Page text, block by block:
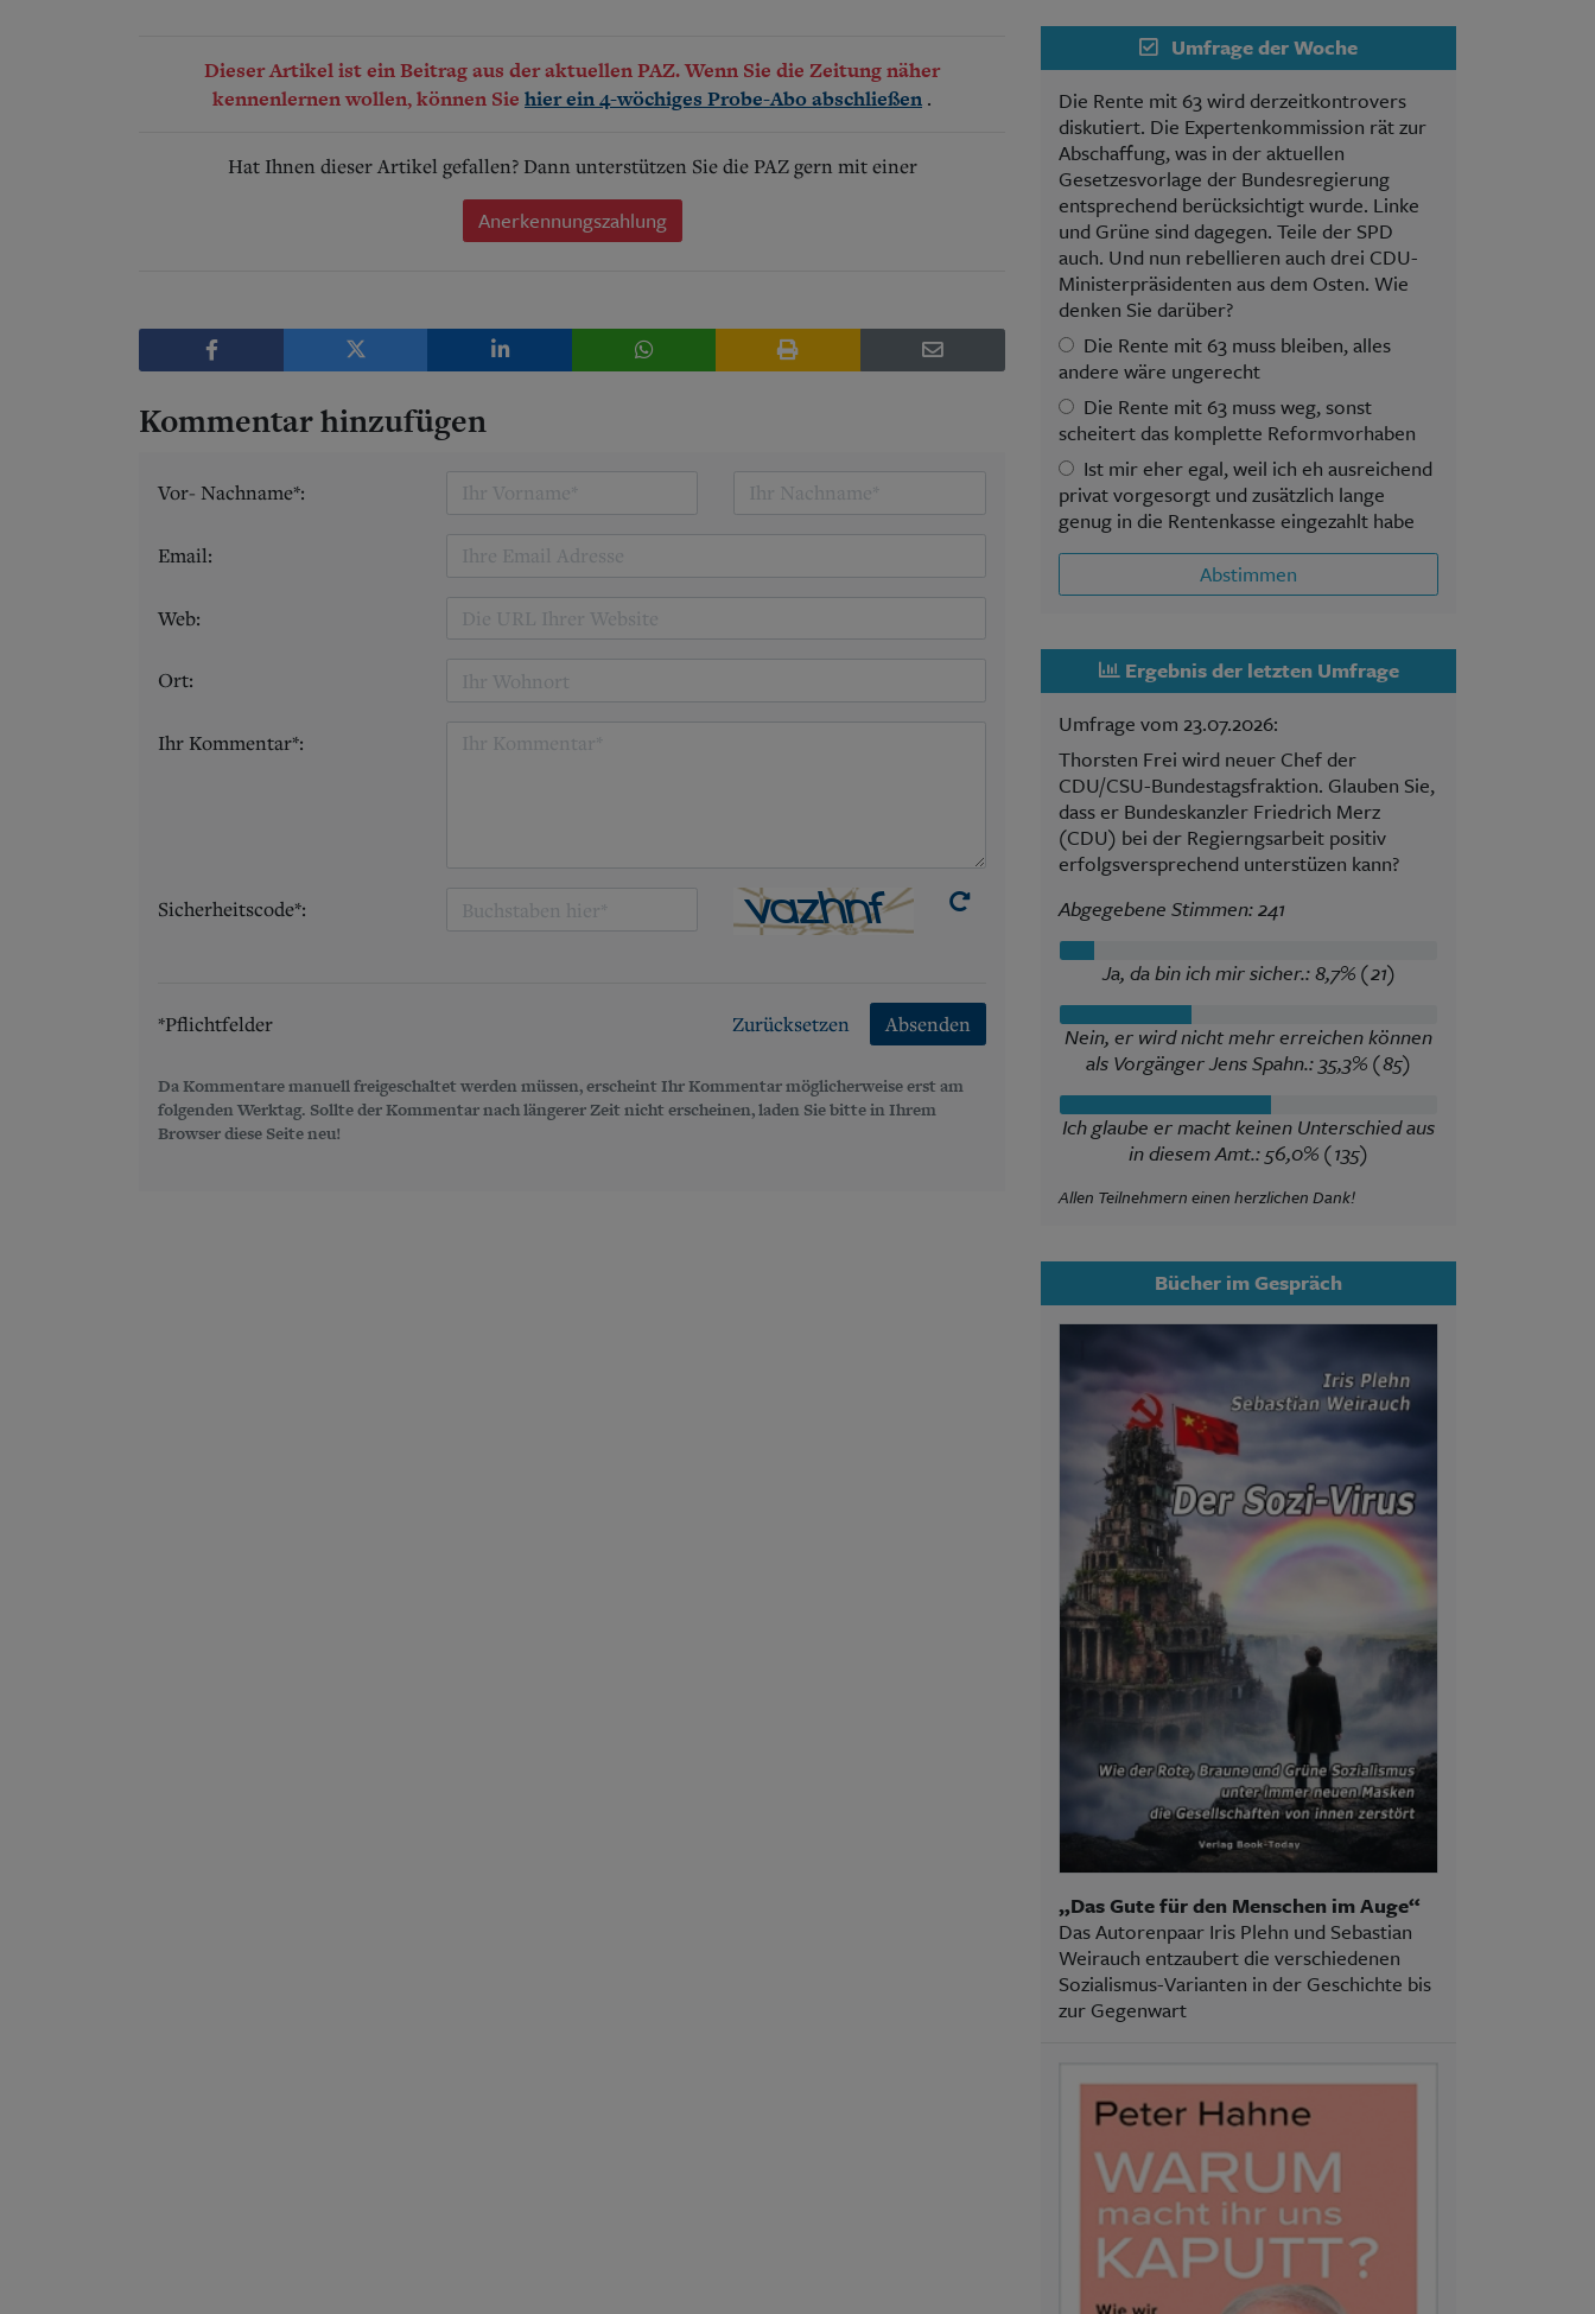
Dieser Artikel ist ein Beitrag aus der aktuellen PAZ. Wenn Sie die Zeitung näher
kennenlernen wollen, können Sie hier ein 4-wöchiges Probe-Abo abschließen .
Hat Ihnen dieser Artikel gefallen? Dann unterstützen Sie die PAZ gern mit einer
Anerkennungszahlung
Kommentar hinzufügen
Vor- Nachname*:
Email:
Web:
Ort:
Ihr Kommentar*:
Sicherheitscode*:
*Pflichtfelder Zurücksetzen Absenden
Da Kommentare manuell freigeschaltet werden müssen, erscheint Ihr Kommentar möglicherweise erst am
folgenden Werktag. Sollte der Kommentar nach längerer Zeit nicht erscheinen, laden Sie bitte in Ihrem
Browser diese Seite neu!
Umfrage der Woche
Die Rente mit 63 wird derzeitkontrovers
diskutiert. Die Expertenkommission rät zur
Abschaffung, was in der aktuellen
Gesetzesvorlage der Bundesregierung
entsprechend berücksichtigt wurde. Linke
und Grüne sind dagegen. Teile der SPD
auch. Und nun rebellieren auch drei CDU-
Ministerpräsidenten aus dem Osten. Wie
denken Sie darüber?
Die Rente mit 63 muss bleiben, alles
andere wäre ungerecht
Die Rente mit 63 muss weg, sonst
scheitert das komplette Reformvorhaben
Ist mir eher egal, weil ich eh ausreichend
privat vorgesorgt und zusätzlich lange
genug in die Rentenkasse eingezahlt habe
Abstimmen
Ergebnis der letzten Umfrage
Umfrage vom 23.07.2026:
Thorsten Frei wird neuer Chef der
CDU/CSU-Bundestagsfraktion. Glauben Sie,
dass er Bundeskanzler Friedrich Merz
(CDU) bei der Regierngsarbeit positiv
erfolgsversprechend unterstüzen kann?
Abgegebene Stimmen: 241
Ja, da bin ich mir sicher.: 8,7% (21)
Nein, er wird nicht mehr erreichen können
als Vorgänger Jens Spahn.: 35,3% (85)
Ich glaube er macht keinen Unterschied aus
in diesem Amt.: 56,0% (135)
Allen Teilnehmern einen herzlichen Dank!
Bücher im Gespräch
„Das Gute für den Menschen im Auge“
Das Autorenpaar Iris Plehn und Sebastian
Weirauch entzaubert die verschiedenen
Sozialismus-Varianten in der Geschichte bis
zur Gegenwart